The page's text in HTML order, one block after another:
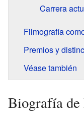
Carrera
Filmografía
Premios y
Véase también
Biografía